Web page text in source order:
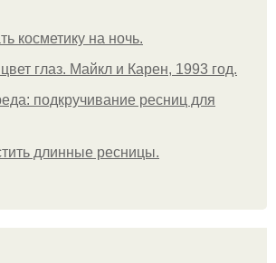
косметику на ночь.
глаз. Майкл и Карен, 1993 год.
подкручивание ресниц для
длинные ресницы.